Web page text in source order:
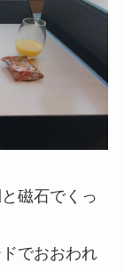
磁石でくっ
でおおわれ